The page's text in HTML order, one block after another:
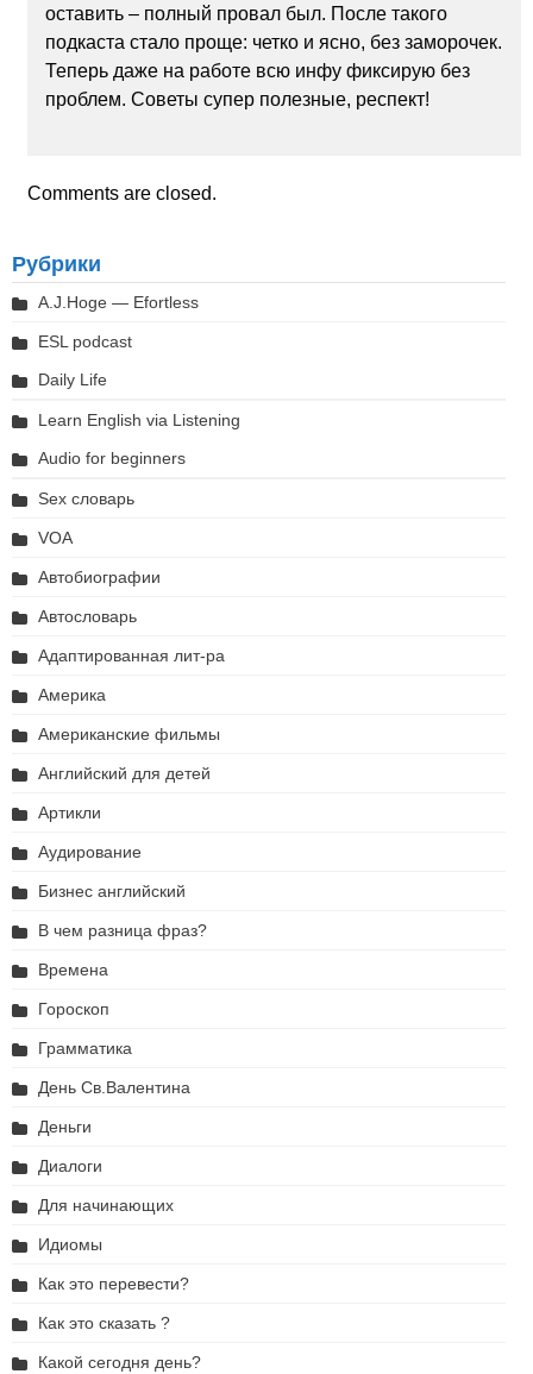
оставить – полный провал был. После такого
подкаста стало проще: четко и ясно, без заморочек.
Теперь даже на работе всю инфу фиксирую без
проблем. Советы супер полезные, респект!
Comments are closed.
Рубрики
A.J.Hoge — Efortless
ESL podcast
Daily Life
Learn English via Listening
Audio for beginners
Sex словарь
VOA
Автобиографии
Автословарь
Адаптированная лит-ра
Америка
Американские фильмы
Английский для детей
Артикли
Аудирование
Бизнес английский
В чем разница фраз?
Времена
Гороскоп
Грамматика
День Св.Валентина
Деньги
Диалоги
Для начинающих
Идиомы
Как это перевести?
Как это сказать ?
Какой сегодня день?